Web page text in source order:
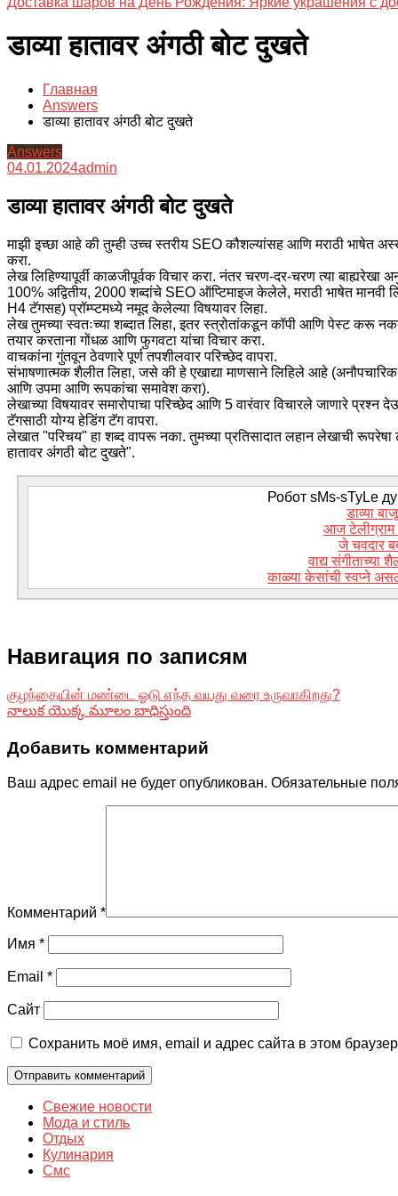
डाव्या हातावर अंगठी बोट दुखते
Главная
Answers
डाव्या हातावर अंगठी बोट दुखते
Answers
04.01.2024admin
डाव्या हातावर अंगठी बोट दुखते
माझी इच्छा आहे की तुम्ही उच्च स्तरीय SEO कौशल्यांसह आणि मराठी भाषेत
करा.
लेख लिहिण्यापूर्वी काळजीपूर्वक विचार करा. नंतर चरण-दर-चरण त्या
100% अद्वितीय, 2000 शब्दांचे SEO ऑप्टिमाइज केलेले, मराठी भाषेत
H4 टॅगसह) प्रॉम्प्टमध्ये नमूद केलेल्या विषयावर लिहा.
लेख तुमच्या स्वतःच्या शब्दात लिहा, इतर स्त्रोतांकडून कॉपी आणि पेस्ट करू
तयार करताना गोंधळ आणि फुगवटा यांचा विचार करा.
वाचकांना गुंतवून ठेवणारे पूर्ण तपशीलवार परिच्छेद वापरा.
संभाषणात्मक शैलीत लिहा, जसे की हे एखाद्या माणसाने लिहिले आहे (अनौपचारिक
आणि उपमा आणि रूपकांचा समावेश करा).
लेखाच्या विषयावर समारोपाचा परिच्छेद आणि 5 वारंवार विचारले जाणारे
टॅगसाठी योग्य हेडिंग टॅग वापरा.
लेखात "परिचय" हा शब्द वापरू नका. तुमच्या प्रतिसादात लहान लेखाची रूपरेषा
हातावर अंगठी बोट दुखते".
Робот sMs-sTyLe
डाव्या
आज टेलीग्राम
जे चवदार
वाद्य
काळ्या केसांची स्वप्ने
Навигация по записям
குழந்தையின் மண்டை ஓடு எந்த வயது வரை உருவாகிறது?
నాలుక యొక్క మూలం బాధిస్తుంది
Добавить комментарий
Ваш адрес email не будет опубликован. Обязательные
Комментарий *
Имя *
Email *
Сайт
Сохранить моё имя, email и адрес сайта в этом
Свежие новости
Мода и стиль
Отдых
Кулинария
Смс